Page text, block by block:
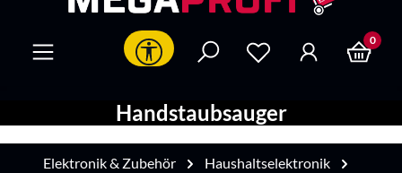
Werkzeugleiste anzeigen 0
Handstaubsauger
Elektronik & Zubehör
Haushaltselektronik